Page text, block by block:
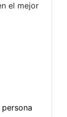
el mejor